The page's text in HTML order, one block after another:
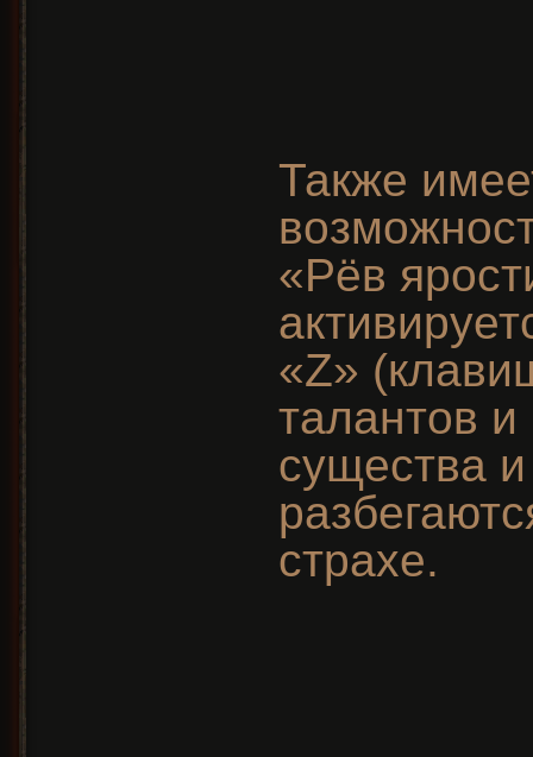
Также
«Рёв
«Z»
талантов и
существа
страхе.